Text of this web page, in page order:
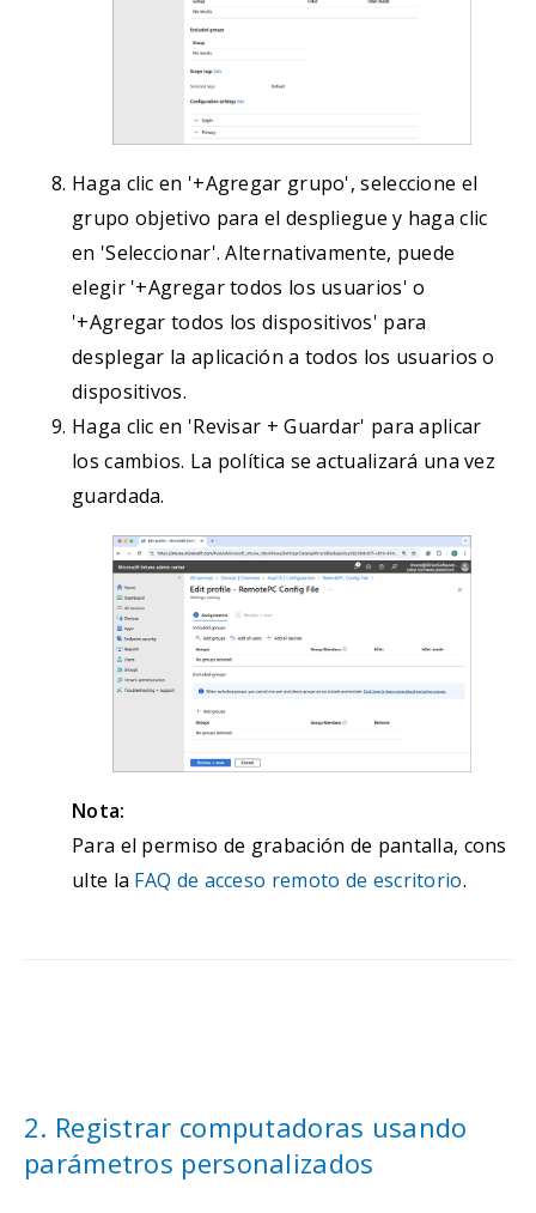
Haga clic en '+Agregar grupo', seleccione el
grupo objetivo para el despliegue y haga clic
en 'Seleccionar'. Alternativamente, puede
elegir '+Agregar todos los usuarios' o
'+Agregar todos los dispositivos' para
desplegar la aplicación a todos los usuarios o
dispositivos.
Haga clic en 'Revisar + Guardar' para aplicar
los cambios. La política se actualizará una vez
guardada.
Nota:
Para el permiso de grabación de pantalla, cons
ulte la FAQ de acceso remoto de escritorio.
2. Registrar computadoras usando
parámetros personalizados